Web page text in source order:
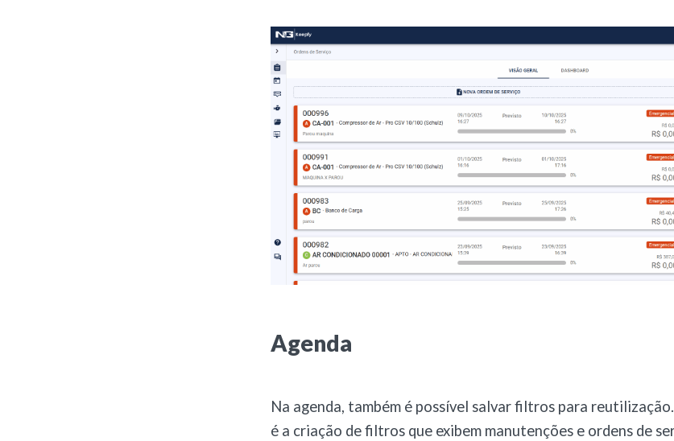
Agenda
Na agenda, também é possível salvar filtros para
é a criação de filtros que exibem manutenções e ordens de